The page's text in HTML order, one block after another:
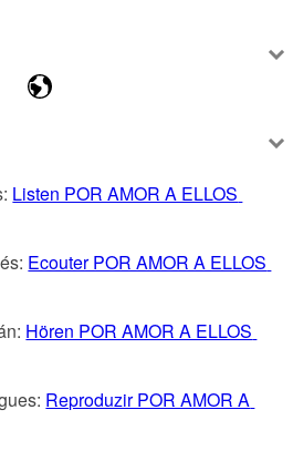
Listen POR AMOR A ELLOS
Ecouter POR AMOR A ELLOS
Hören POR AMOR A ELLOS
Reproduzir POR AMOR A